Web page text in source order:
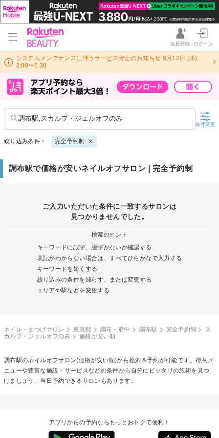
会員登録 ログイン
システムメンテナンスに伴うサービス停止のお知らせ 8月12日 (水)
2:00〜5:30
調布駅,スカルプ・ジェルオフのみ
条件変更
絞り込み条件： 完全予約制
調布駅で価格が安いネイルオフサロン | 完全予約制
ご入力いただいた条件に一致するサロンは
見つかりませんでした。
検索のヒント
キーワードに誤字、脱字がないか確認する
表記がわからない場合は、すべてひらがなで入力する
キーワードを短くする
絞り込みの条件を減らす、または変更する
エリアや駅などを変更する
ネイル・まつげサロン 東京都 調布・府中 調布駅 完全予約制
ス
カルプ・ジェルオフのみ
価格が安い順
調布駅のネイルオフサロン(価格が安い順)から検索＆予約が可能です。得意メ
ニューや豊富な施設・サービスなどの条件から自分にピッタリの施術を見つ
けましょう。当日予約できるサロンもあります。
アプリからの予約ならもっとおトクで便利！